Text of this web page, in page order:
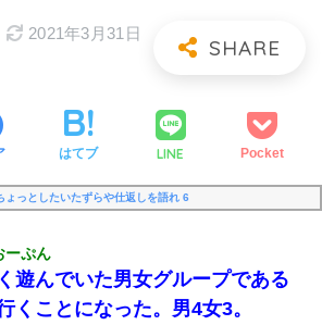
2021年3月31日
はてブ LINE Pocket
ょっとしたいたずらや仕返しを語れ 6
ーぷん
遊んでいた男女グループである
くことになった。男4女3。